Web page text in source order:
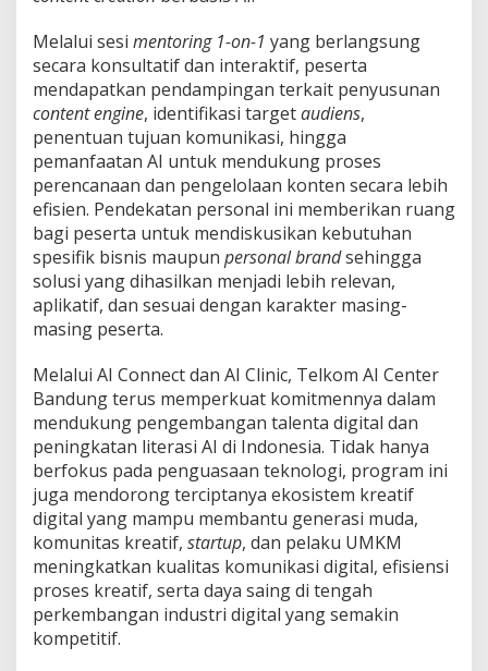
Melalui sesi mentoring 1-on-1 yang berlangsung
secara konsultatif dan interaktif, peserta
mendapatkan pendampingan terkait penyusunan
content engine, identifikasi targetaudiens,
penentuan tujuan komunikasi, hingga
pemanfaatan AI untuk mendukung proses
perencanaan dan pengelolaan konten secara lebih
efisien. Pendekatan personal ini memberikan ruang
bagi peserta untuk mendiskusikan kebutuhan
spesifik bisnis maupun personal brandsehingga
solusi yang dihasilkan menjadi lebih relevan,
aplikatif, dan sesuai dengan karakter masing-
masing peserta.
Melalui AI Connect dan AI Clinic, Telkom AI Center
Bandung terus memperkuat komitmennya dalam
mendukung pengembangan talenta digital dan
peningkatan literasi AI di Indonesia. Tidak hanya
berfokus pada penguasaan teknologi, program ini
juga mendorong terciptanya ekosistem kreatif
digital yang mampu membantu generasi muda,
komunitas kreatif, startup, dan pelaku UMKM
meningkatkan kualitas komunikasi digital, efisiensi
proses kreatif, serta daya saing di tengah
perkembangan industri digital yang semakin
kompetitif.